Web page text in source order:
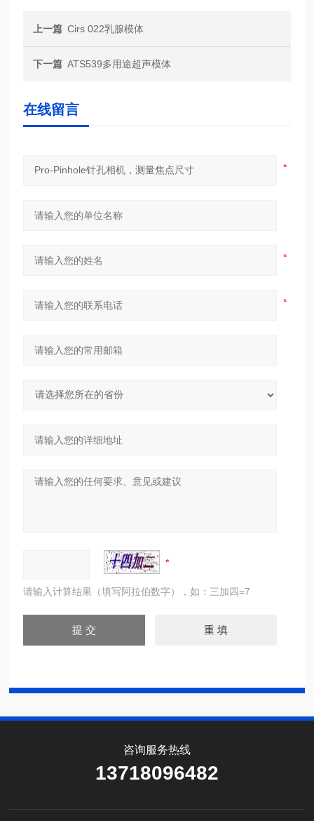
上一篇 Cirs 022乳腺模体
下一篇 ATS539多用途超声模体
在线留言
请输入计算结果（填写阿拉伯数字），如：三加四=7
咨询服务热线
13718096482